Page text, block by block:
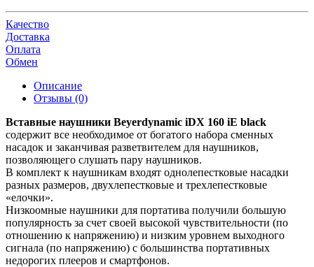
Качество
Доставка
Оплата
Обмен
Описание
Отзывы (0)
Вставные наушники Beyerdynamic iDX 160 iE black
содержит все необходимое от богатого набора сменных
насадок и заканчивая разветвителем для наушников,
позволяющего слушать пару наушников.
В комплект к наушникам входят однолепестковые насадки
разных размеров, двухлепестковые и трехлепестковые
«елочки».
Низкоомные наушники для портатива получили большую
популярность за счет своей высокой чувствительности (по
отношению к напряжению) и низким уровнем выходного
сигнала (по напряжению) с большинства портативных
недорогих плееров и смартфонов.